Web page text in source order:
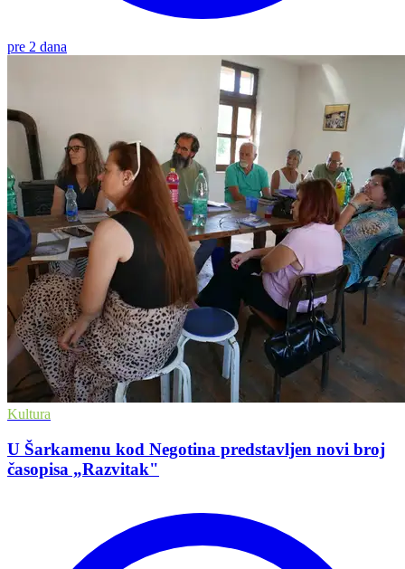
pre 2 dana
Kultura
U Šarkamenu kod Negotina predstavljen novi broj
časopisa „Razvitak"